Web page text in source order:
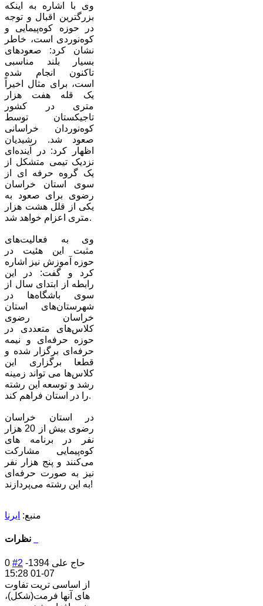
وی با اشاره به اینکه
بزرگترین اقبال و توجه
در حوزه کوه‌پیمایی و
کوه‌نوردی است، خاطر
نشان کرد: صعودهای
بسیار بلند مناسبی
تاکنون انجام شده
است، برای مثال اخیراً
یک قله هفت هزار
متری در کشور
تاجیکستان توسط
کوه‌نوردان خراسانی
صعود شد. رشیدیان
اظهار کرد: در آینده‌ای
نزدیک تیمی متشکل از
یک گروه حرفه ای از
سوی استان خراسان
رضوی برای صعود به
یکی از قلل هشت هزار
متری اعزام خواهد شد.
وی به فعالیت‌های
مثبت این هئیت در
حوزه آموزش نیز اشاره
کرد و گفت: در این
رابطه از ابتدای سال از
سوی باشگاه‌ها در
شهرستان‌های استان
خراسان رضوی
کلاس‌های متعددی در
حوزه حرفه‌ای و نیمه
حرفه‌ای برگزار شده و
قطعا برگزاری این
کلاس‌ها می تواند زمینه
رشد و توسعه این رشته
را در استان فراهم کند.
در استان خراسان
رضوی بیش از 20 هزار
نفر در برنامه های
کوه‌پیمایی مشارکت
می‌کنند و پنج هزار نفر
نیز به صورت حرفه‌ای
به این رشته می‌پردازند!
منبع: ایرنا
0 #2 حاج علی
1394-
07-01 15:28
از اساسی تریت تفاوت
های آنها فرمت(شکل)،